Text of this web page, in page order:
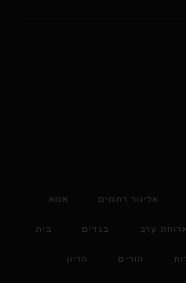
אלינור רחמים אמא
ארוחת ערב בגדים בית
הורים הריון